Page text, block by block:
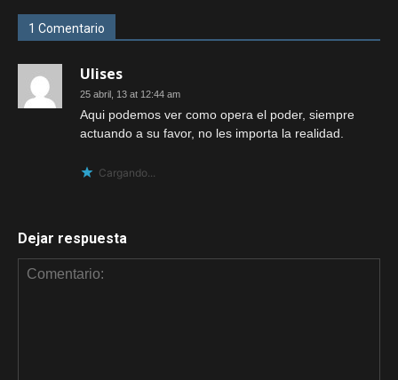
1 Comentario
Ulises
25 abril, 13 at 12:44 am
Aqui podemos ver como opera el poder, siempre
actuando a su favor, no les importa la realidad.
Cargando...
Dejar respuesta